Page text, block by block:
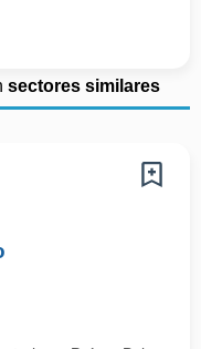
sectores similares